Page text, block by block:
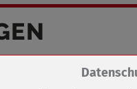
Sitzung
Zum Betrieb der Seite